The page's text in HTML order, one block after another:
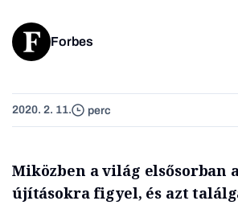
Forbes
2020. 2. 11. perc
Miközben a világ elsősorban
újításokra figyel, és azt